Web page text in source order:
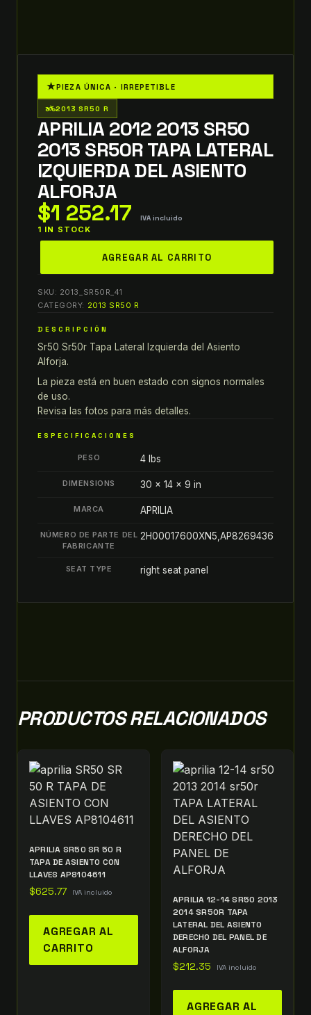
★PIEZA ÚNICA · IRREPETIBLE
two_wheeler2013 SR50 R
APRILIA 2012 2013 SR50
2013 SR50R TAPA LATERAL
IZQUIERDA DEL ASIENTO
ALFORJA
$1 252.17 IVA incluido
1 IN STOCK
sr50
sr50r
TAPA
LATERAL
IZQUIERDA
DEL
ASIENTO
ALFORJA
AGREGAR AL CARRITO
SKU: 2013_SR50R_41
CATEGORY: 2013 SR50 R
DESCRIPCIÓN
Sr50 Sr50r Tapa Lateral Izquierda del Asiento
Alforja.
La pieza está en buen estado con signos normales
de uso.
Revisa las fotos para más detalles.
ESPECIFICACIONES
PESO 4 lbs
DIMENSIONS 30 × 14 × 9 in
MARCA APRILIA
NÚMERO DE PARTE DEL
FABRICANTE
2H00017600XN5,AP8269436
SEAT TYPE right seat panel
PRODUCTOS RELACIONADOS
APRILIA SR50 SR 50 R
TAPA DE ASIENTO CON
LLAVES AP8104611
$625.77 IVA incluido
AGREGAR AL
CARRITO
APRILIA 12-14 SR50 2013
2014 SR50R TAPA
LATERAL DEL ASIENTO
DERECHO DEL PANEL DE
ALFORJA
$212.35 IVA incluido
AGREGAR AL